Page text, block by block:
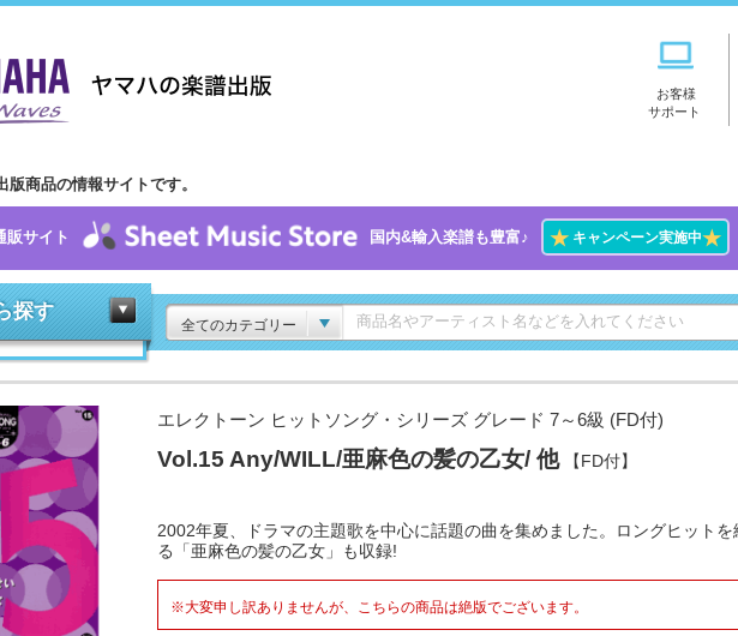
お客様
サポート
版商品の情報サイトです。
販サイト 国内&輸入楽譜も豊富♪ ★キャンペーン実施中★
探す
全てのカテゴリー
エレクトーン ヒットソング・シリーズ グレード 7～6級 (FD付)
Vol.15 Any/WILL/亜麻色の髪の乙女/ 他【FD付】
2002年夏、ドラマの主題歌を中心に話題の曲を集めました。ロングヒットを
る「亜麻色の髪の乙女」も収録!
※大変申し訳ありませんが、こちらの商品は絶版でございます。